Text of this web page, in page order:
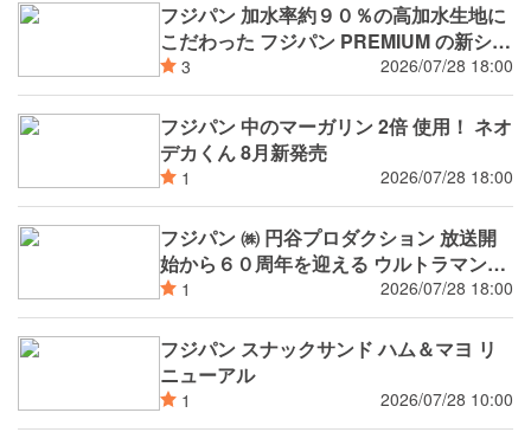
フジパン 加水率約９０％の高加水生地に
こだわった フジパン PREMIUM の新シリ
ーズ 潤rich（うるおいりっち）うるおい
サンド ブルーベリー 8月新発売
3 2026/07/28 18:00
フジパン 中のマーガリン 2倍 使用！ ネオ
デカくん 8月新発売
1 2026/07/28 18:00
フジパン ㈱ 円谷プロダクション 放送開
始から６０周年を迎える ウルトラマンシ
1 2026/07/28 18:00
フジパン スナックサンド ハム＆マヨ リ
ニューアル
1 2026/07/28 10:00